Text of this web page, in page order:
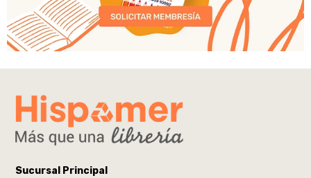
Sucursal Principal